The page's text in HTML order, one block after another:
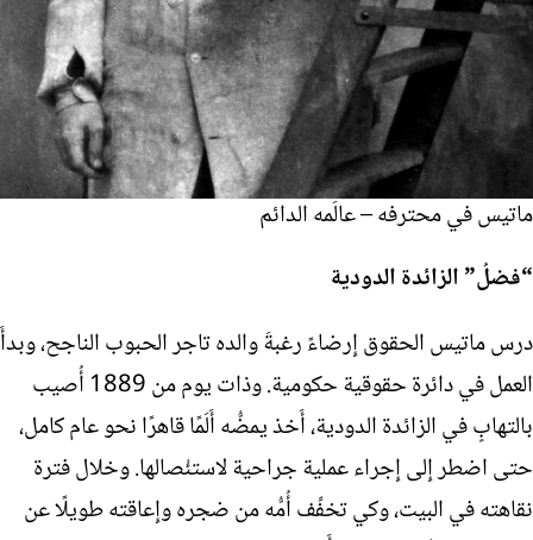
ماتيس في محترفه – عالَمه الدائم
“فضلُ” الزائدة الدودية
درس ماتيس الحقوق إِرضاءً رغبةَ والده تاجر الحبوب الناجح، وبدأَ
العمل في دائرة حقوقية حكومية. وذات يوم من 1889 أُصيب
بالتهابٍ في الزائدة الدودية، أَخذ يمضُّه أَلَمًا قاهرًا نحو عام كامل،
حتى اضطر إِلى إِجراء عملية جراحية لاستئْصالها. وخلال فترة
نقاهته في البيت، وكي تخفِّف أُمُّه من ضجره وإِعاقته طويلًا عن